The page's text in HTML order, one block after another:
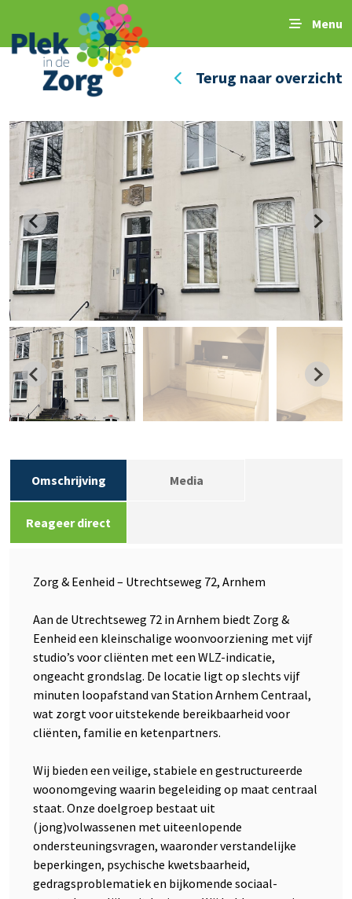
Menu
Terug naar overzicht
Omschrijving Media
Reageer direct
Zorg & Eenheid – Utrechtseweg 72, Arnhem
Aan de Utrechtseweg 72 in Arnhem biedt Zorg &
Eenheid een kleinschalige woonvoorziening met vijf
studio’s voor cliënten met een WLZ-indicatie,
ongeacht grondslag. De locatie ligt op slechts vijf
minuten loopafstand van Station Arnhem Centraal,
wat zorgt voor uitstekende bereikbaarheid voor
cliënten, familie en ketenpartners.
Wij bieden een veilige, stabiele en gestructureerde
woonomgeving waarin begeleiding op maat centraal
staat. Onze doelgroep bestaat uit
(jong)volwassenen met uiteenlopende
ondersteuningsvragen, waaronder verstandelijke
beperkingen, psychische kwetsbaarheid,
gedragsproblematiek en bijkomende sociaal-